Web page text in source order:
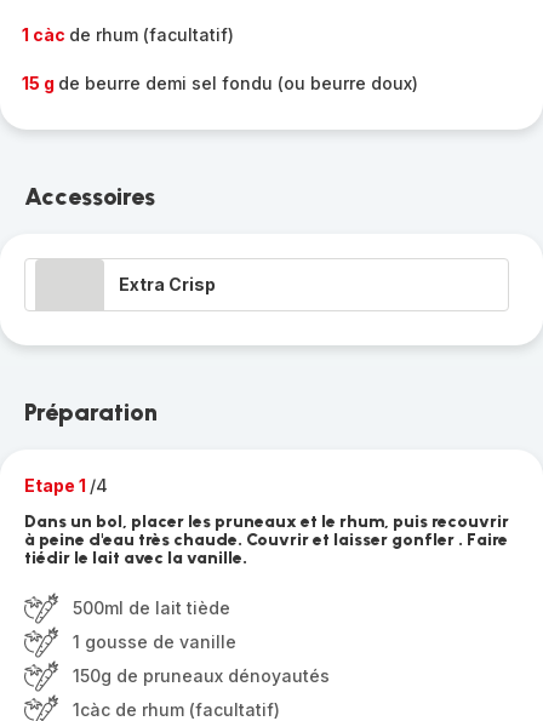
1 càc de rhum (facultatif)
15 g de beurre demi sel fondu (ou beurre doux)
Accessoires
Extra Crisp
Préparation
Etape 1 /4
Dans un bol, placer les pruneaux et le rhum, puis recouvrir
à peine d'eau très chaude. Couvrir et laisser gonfler . Faire
tiédir le lait avec la vanille.
500ml de lait tiède
1 gousse de vanille
150g de pruneaux dénoyautés
1càc de rhum (facultatif)